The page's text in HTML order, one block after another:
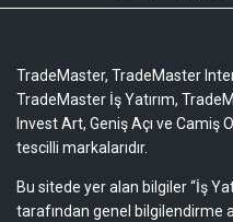
TradeMaster, TradeMaster
TradeMaster İş Yatırım,
Invest Art, Geniş Açı ve Camiş
tescilli markalarıdır.
Bu sitede yer alan bilgiler “İş
tarafından genel bilgilendirme